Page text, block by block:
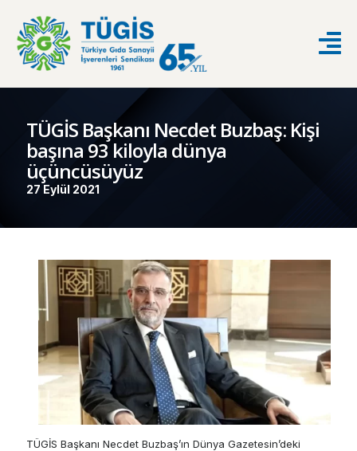
TÜGİS Başkanı Necdet Buzbaş: Kişi
başına 93 kiloyla dünya
üçüncüsüyüz
27 Eylül 2021
TÜGİS Başkanı Necdet Buzbaş’ın Dünya Gazetesin’deki